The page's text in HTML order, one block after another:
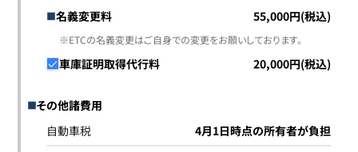
名義変更料 55,000円(税込)
※ETCの名義変更はご自身での変更をお願いしております。
車庫証明取得代行料 20,000円(税込)
その他諸費用
自動車税
4月1日時点の所有者が負担